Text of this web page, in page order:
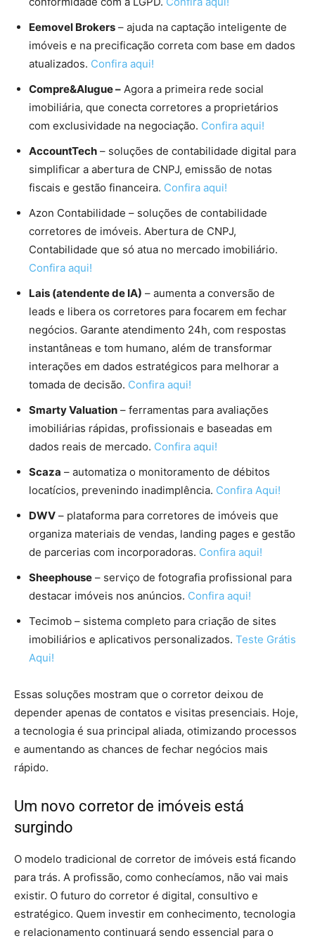
Eemovel Brokers – ajuda na captação inteligente de
imóveis e na precificação correta com base em dados
atualizados. Confira aqui!
Compre&Alugue – Agora a primeira rede social
imobiliária, que conecta corretores a proprietários
com exclusividade na negociação. Confira aqui!
AccountTech – soluções de contabilidade digital para
simplificar a abertura de CNPJ, emissão de notas
fiscais e gestão financeira. Confira aqui!
Azon Contabilidade – soluções de contabilidade
corretores de imóveis. Abertura de CNPJ,
Contabilidade que só atua no mercado imobiliário.
Confira aqui!
Lais (atendente de IA) – aumenta a conversão de
leads e libera os corretores para focarem em fechar
negócios. Garante atendimento 24h, com respostas
instantâneas e tom humano, além de transformar
interações em dados estratégicos para melhorar a
tomada de decisão. Confira aqui!
Smarty Valuation – ferramentas para avaliações
imobiliárias rápidas, profissionais e baseadas em
dados reais de mercado. Confira aqui!
Scaza – automatiza o monitoramento de débitos
locatícios, prevenindo inadimplência. Confira Aqui!
DWV – plataforma para corretores de imóveis que
organiza materiais de vendas, landing pages e gestão
de parcerias com incorporadoras. Confira aqui!
Sheephouse – serviço de fotografia profissional para
destacar imóveis nos anúncios. Confira aqui!
Tecimob – sistema completo para criação de sites
imobiliários e aplicativos personalizados. Teste Grátis
Aqui!
Essas soluções mostram que o corretor deixou de
depender apenas de contatos e visitas presenciais. Hoje,
a tecnologia é sua principal aliada, otimizando processos
e aumentando as chances de fechar negócios mais
rápido.
Um novo corretor de imóveis está
surgindo
O modelo tradicional de corretor de imóveis está ficando
para trás. A profissão, como conhecíamos, não vai mais
existir. O futuro do corretor é digital, consultivo e
estratégico. Quem investir em conhecimento, tecnologia
e relacionamento continuará sendo essencial para o